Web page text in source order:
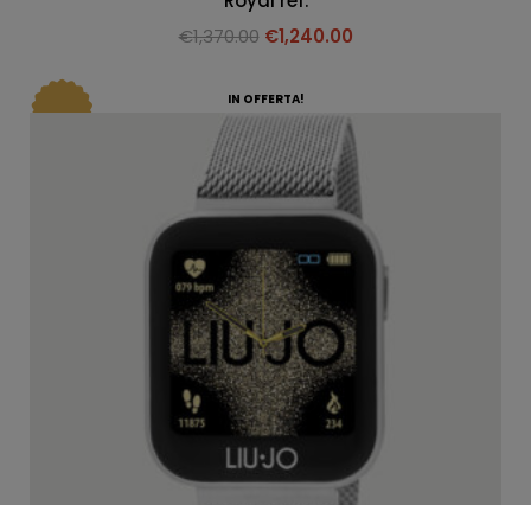
€1,370.00 €1,240.00
IN OFFERTA!